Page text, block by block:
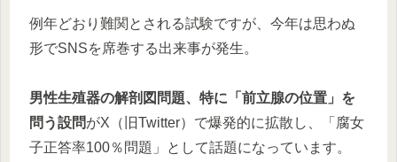
例年どおり難関とされる試験ですが、今年は思わぬ
形でSNSを席巻する出来事が発生。
男性生殖器の解剖図問題、特に「前立腺の位置」を
問う設問がX（旧Twitter）で爆発的に拡散し、「腐女
子正答率100％問題」として話題になっています。